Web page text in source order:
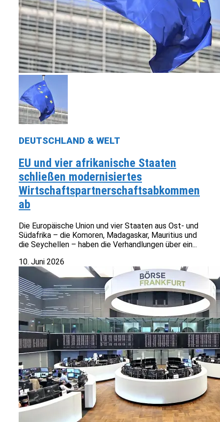
DEUTSCHLAND & WELT
EU und vier afrikanische Staaten
schließen modernisiertes
Wirtschaftspartnerschaftsabkommen
ab
Die Europäische Union und vier Staaten aus Ost- und
Südafrika – die Komoren, Madagaskar, Mauritius und
die Seychellen – haben die Verhandlungen über ein...
10. Juni 2026